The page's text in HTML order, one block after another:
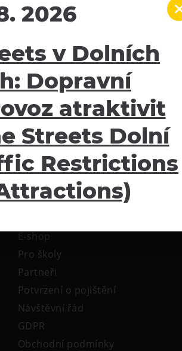
Ostatní
E-shop
Pro školy
Partneři
Potvrzení o pojištění
Návštěvní řád
GDPR
Obchodní podmínky
2026
v Dolních
Dopravní
atraktivit
Streets Dolní
Restrictions